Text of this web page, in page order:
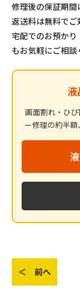
修理後の保証期間
返送料は無料でご
宅配でのお預か
もお気軽にご相談
液
画面割れ・ひ
ー修理の約半額
＜ 前へ